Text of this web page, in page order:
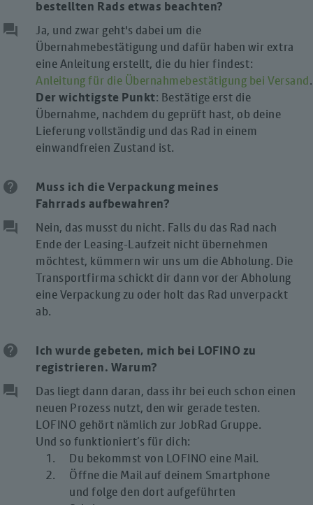
bestellten Rads etwas beachten?
question_answer
Ja, und zwar geht's dabei um die
Übernahmebestätigung und dafür haben wir extra
eine Anleitung erstellt, die du hier findest:
Anleitung für die Übernahmebestätigung bei Versand.
Der wichtigste Punkt: Bestätige erst die
Übernahme, nachdem du geprüft hast, ob deine
Lieferung vollständig und das Rad in einem
einwandfreien Zustand ist.
help
Muss ich die Verpackung meines
Fahrrads aufbewahren?
question_answer
Nein, das musst du nicht. Falls du das Rad nach
Ende der Leasing-Laufzeit nicht übernehmen
möchtest, kümmern wir uns um die Abholung. Die
Transportfirma schickt dir dann vor der Abholung
eine Verpackung zu oder holt das Rad unverpackt
ab.
help
Ich wurde gebeten, mich bei LOFINO zu
registrieren. Warum?
question_answer
Das liegt dann daran, dass ihr bei euch schon einen
neuen Prozess nutzt, den wir gerade testen.
LOFINO gehört nämlich zur JobRad Gruppe.
Und so funktioniert’s für dich:
Du bekommst von LOFINO eine Mail.
Öffne die Mail auf deinem Smartphone
und folge den dort aufgeführten